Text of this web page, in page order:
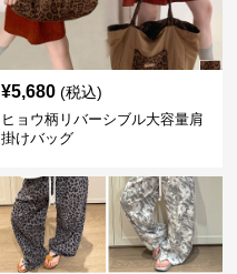
¥5,680 (税込)
ヒョウ柄リバーシブル大容量肩
掛けバッグ